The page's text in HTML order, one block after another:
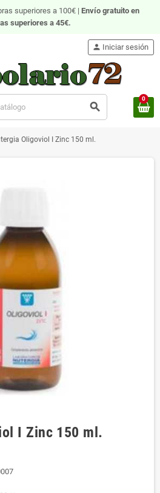
superiores a 100€ | Envío gratuito en
superiores a 45€.
search
person Iniciar sesión
0
Oligoviol I Zinc 150 ml.
I Zinc 150 ml.